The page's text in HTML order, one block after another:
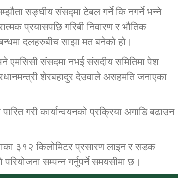
सङ्घीय संसद्मा टेबल गर्ने कि नगर्ने भन्ने
प्रयासपछि गरिबी निवारण र भौतिक
दलहरुबीच साझा मत बनेको हो।
एमसिसी संसदमा नभई संसदीय समितिमा पेश
शेरबहादुर देउवाले असहमति जनाएका
गरी कार्यान्वयनको प्रक्रिया अगाडि बढाउन
३१२ किलोमिटर प्रसारण लाइन र सडक
सम्पन्न गर्नुपर्ने समयसीमा छ।